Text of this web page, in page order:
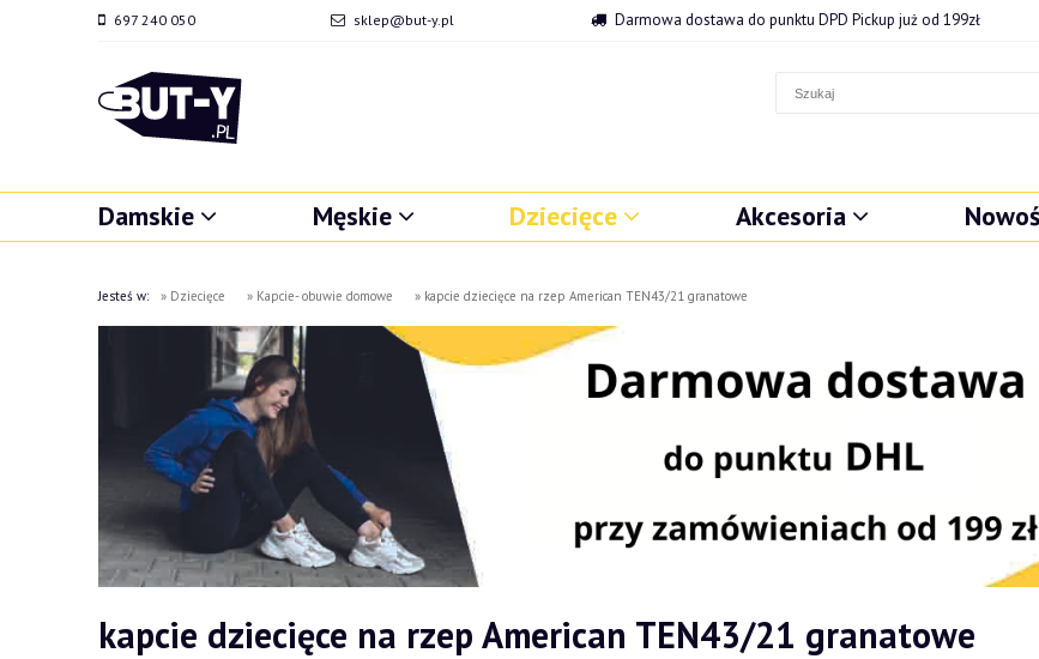
697 240 050 sklep@but-y.pl Darmowa dostawa do punktu DPD Pickup już od 199zł
Damskie Męskie Dziecięce Akcesoria
Jesteś w: » Dziecięce » Kapcie- obuwie domowe » kapcie dziecięce na rzep American TEN43/21 granatowe
kapcie dziecięce na rzep American TEN43/21 granatowe